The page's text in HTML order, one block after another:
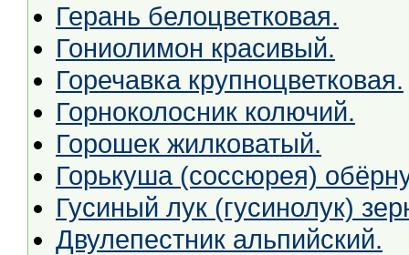
Герань белоцветковая.
Гониолимон красивый.
Горечавка крупноцветковая.
Горноколосник колючий.
Горошек жилковатый.
Горькуша (соссюрея)
Гусиный лук (гусинолук)
Двулепестник альпийский.